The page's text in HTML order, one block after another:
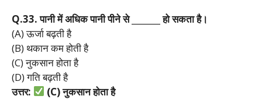
Q.33.पानीमेंअधिकपानीपीनेसे _______होसकताहै।
(A) ऊर्जा बढ़ती है
(B) थकान कम होती है
(C) नुकसान होता है
(D) गति बढ़ती है
उत्तर:
(C)नुकसानहोताहै